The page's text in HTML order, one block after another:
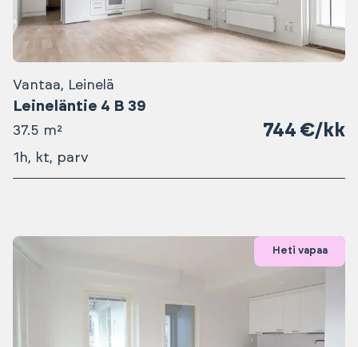
Vantaa, Leinelä
Leineläntie 4 B 39
37.5 m² 744 €/kk
1h, kt, parv
Heti vapaa